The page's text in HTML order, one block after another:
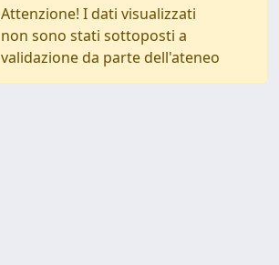
Attenzione! I dati visualizzati
non sono stati sottoposti a
validazione da parte dell'ateneo